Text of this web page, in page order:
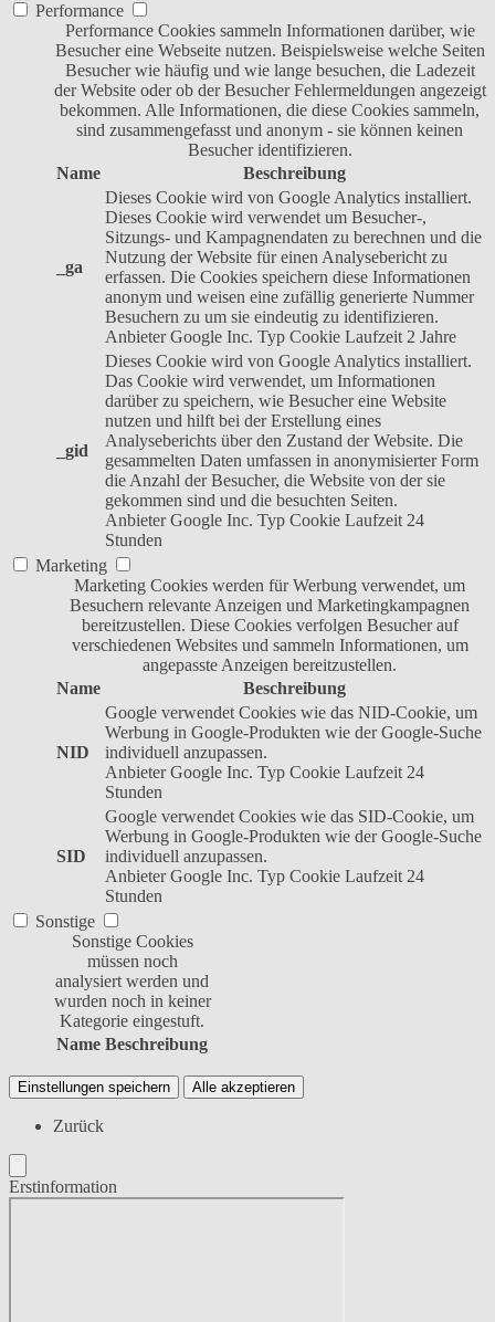
Performance
Performance Cookies sammeln Informationen darüber, wie
Besucher eine Webseite nutzen. Beispielsweise welche Seiten
Besucher wie häufig und wie lange besuchen, die Ladezeit
der Website oder ob der Besucher Fehlermeldungen angezeigt
bekommen. Alle Informationen, die diese Cookies sammeln,
sind zusammengefasst und anonym - sie können keinen
Besucher identifizieren.
Name
Beschreibung
_ga
Dieses Cookie wird von Google Analytics installiert.
Dieses Cookie wird verwendet um Besucher-,
Sitzungs- und Kampagnendaten zu berechnen und die
Nutzung der Website für einen Analysebericht zu
erfassen. Die Cookies speichern diese Informationen
anonym und weisen eine zufällig generierte Nummer
Besuchern zu um sie eindeutig zu identifizieren.
Anbieter Google Inc. Typ Cookie Laufzeit 2 Jahre
_gid
Dieses Cookie wird von Google Analytics installiert.
Das Cookie wird verwendet, um Informationen
darüber zu speichern, wie Besucher eine Website
nutzen und hilft bei der Erstellung eines
Analyseberichts über den Zustand der Website. Die
gesammelten Daten umfassen in anonymisierter Form
die Anzahl der Besucher, die Website von der sie
gekommen sind und die besuchten Seiten.
Anbieter Google Inc. Typ Cookie Laufzeit 24
Stunden
Marketing
Marketing Cookies werden für Werbung verwendet, um
Besuchern relevante Anzeigen und Marketingkampagnen
bereitzustellen. Diese Cookies verfolgen Besucher auf
verschiedenen Websites und sammeln Informationen, um
angepasste Anzeigen bereitzustellen.
Name
Beschreibung
NID
Google verwendet Cookies wie das NID-Cookie, um
Werbung in Google-Produkten wie der Google-Suche
individuell anzupassen.
Anbieter Google Inc. Typ Cookie Laufzeit 24
Stunden
SID
Google verwendet Cookies wie das SID-Cookie, um
Werbung in Google-Produkten wie der Google-Suche
individuell anzupassen.
Anbieter Google Inc. Typ Cookie Laufzeit 24
Stunden
Sonstige
Sonstige Cookies
müssen noch
analysiert werden und
wurden noch in keiner
Kategorie eingestuft.
Name Beschreibung
Einstellungen speichern Alle akzeptieren
Zurück
Erstinformation